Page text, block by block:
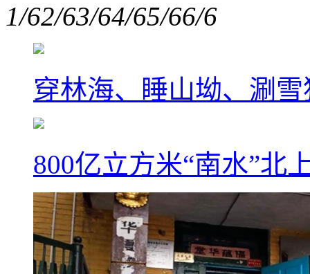
1/62/63/64/65/66/6
穿林海、睡山坳、涮
800亿立方米“南水”北